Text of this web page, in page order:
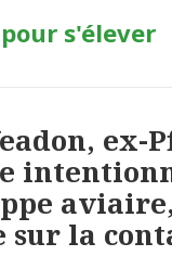
s'élever
ex-
aviaire,
sur la